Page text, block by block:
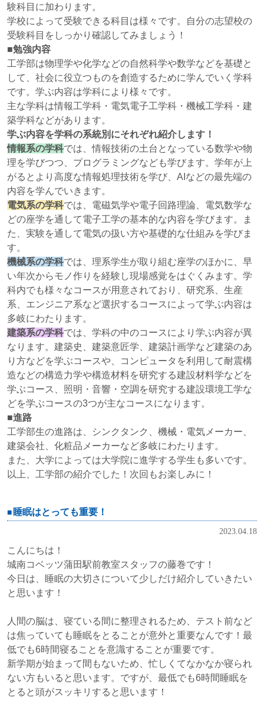
験科目に加わります。
学校によって受験できる科目は様々です。自分の志望校の
受験科目をしっかり確認してみましょう！
■勉強内容
工学部は物理学や化学などの自然科学や数学などを基礎と
して、社会に役立つものを創造するために学んでいく学科
です。学ぶ内容は学科により様々です。
主な学科は情報工学科・電気電子工学科・機械工学科・建
築学科などがあります。
学ぶ内容を学科の系統別にそれぞれ紹介します！
情報系の学科では、情報技術の土台となっている数学や物
理を学びつつ、プログラミングなども学びます。学年が上
がるとより高度な情報処理技術を学び、AIなどの最先端の
内容を学んでいきます。
電気系の学科では、電磁気学や電子回路理論、電気数学な
どの座学を通して電子工学の基本的な内容を学びます。ま
た、実験を通して電気の扱い方や基礎的な仕組みを学びま
す。
機械系の学科では、理系学生が取り組む座学のほかに、早
い年次からモノ作りを経験し現場感覚をはぐくみます。学
科内でも様々なコースが用意されており、研究系、生産
系、エンジニア系など選択するコースによって学ぶ内容は
多岐にわたります。
建築系の学科では、学科の中のコースにより学ぶ内容が異
なります。建築史、建築意匠学、建築計画学など建築のあ
り方などを学ぶコースや、コンピュータを利用して耐震構
造などの構造力学や構造材料を研究する建設材料学などを
学ぶコース、照明・音響・空調を研究する建設環境工学な
どを学ぶコースの3つが主なコースになります。
■進路
工学部生の進路は、シンクタンク、機械・電気メーカー、
建築会社、化粧品メーカーなど多岐にわたります。
また、大学によっては大学院に進学する学生も多いです。
以上、工学部の紹介でした！次回もお楽しみに！
睡眠はとっても重要！
2023.04.18
こんにちは！
城南コベッツ蒲田駅前教室スタッフの藤巻です！
今日は、睡眠の大切さについて少しだけ紹介していきたい
と思います！
人間の脳は、寝ている間に整理されるため、テスト前など
は焦っていても睡眠をとることが意外と重要なんです！最
低でも6時間寝ることを意識することが重要です。
新学期が始まって間もないため、忙しくてなかなか寝られ
ない方もいると思います。ですが、最低でも6時間睡眠を
とると頭がスッキリすると思います！